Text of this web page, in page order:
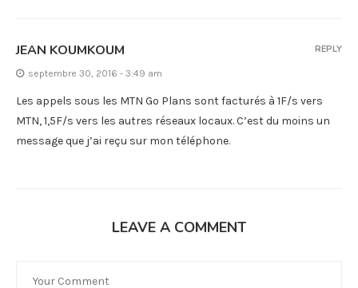
JEAN KOUMKOUM
septembre 30, 2016 - 3:49 am
Les appels sous les MTN Go Plans sont facturés à 1F/s vers
MTN, 1,5F/s vers les autres réseaux locaux. C’est du moins un
message que j’ai reçu sur mon téléphone.
REPLY
LEAVE A COMMENT